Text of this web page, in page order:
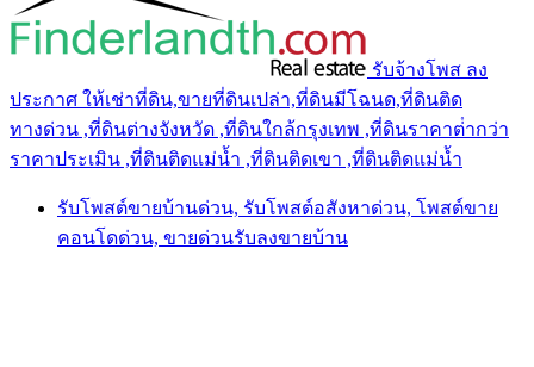
รับจ้างโพส ลง
ประกาศ ให้เช่าที่ดิน,ขายที่ดินเปล่า,ที่ดินมีโฉนด,ที่ดินติด
ทางด่วน ,ที่ดินต่างจังหวัด ,ที่ดินใกล้กรุงเทพ ,ที่ดินราคาต่ํากว่า
ราคาประเมิน ,ที่ดินติดแม่น้ำ ,ที่ดินติดเขา ,ที่ดินติดแม่น้ำ
รับโพสต์ขายบ้านด่วน, รับโพสต์อสังหาด่วน, โพสต์ขาย
คอนโดด่วน, ขายด่วนรับลงขายบ้าน